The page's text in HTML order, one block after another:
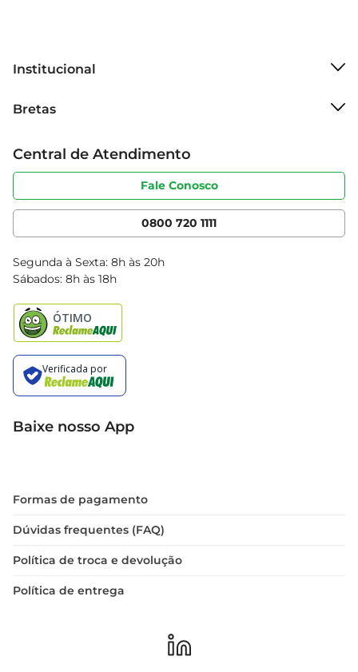
Institucional
Grupo Cencosud
Sobre privacidade
Portal do fornecedor
Cencosud Media
Bretas
Produtos Bretas
Código de ética
Serviços
Clube Bretas
Blog Bretas
Black Friday
Central de Atendimento
Fale Conosco
0800 720 1111
Segunda à Sexta: 8h às 20h
Sábados: 8h às 18h
Baixe nosso App
Formas de pagamento
Dúvidas frequentes (FAQ)
Política de troca e devolução
Política de entrega